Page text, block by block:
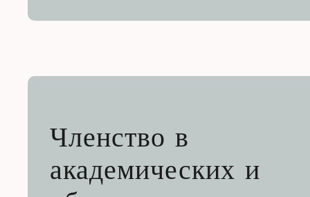
Членство в
академических и